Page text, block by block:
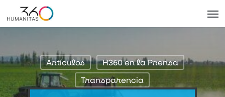
to
content
Artículos
H360 en la Prensa
Transparencia